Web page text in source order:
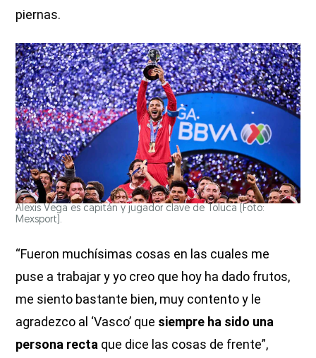
piernas.
Alexis Vega es capitán y jugador clave de Toluca (Foto:
Mexsport).
“Fueron muchísimas cosas en las cuales me
puse a trabajar y yo creo que hoy ha dado frutos,
me siento bastante bien, muy contento y le
agradezco al ‘Vasco’ que siempre ha sido una
persona recta que dice las cosas de frente”,